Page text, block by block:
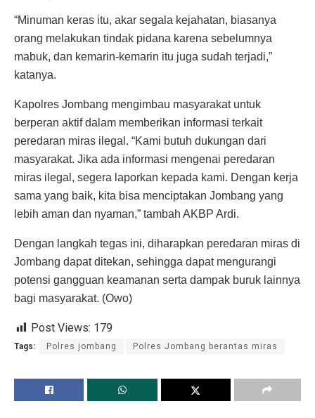
“Minuman keras itu, akar segala kejahatan, biasanya
orang melakukan tindak pidana karena sebelumnya
mabuk, dan kemarin-kemarin itu juga sudah terjadi,”
katanya.
Kapolres Jombang mengimbau masyarakat untuk
berperan aktif dalam memberikan informasi terkait
peredaran miras ilegal. “Kami butuh dukungan dari
masyarakat. Jika ada informasi mengenai peredaran
miras ilegal, segera laporkan kepada kami. Dengan kerja
sama yang baik, kita bisa menciptakan Jombang yang
lebih aman dan nyaman,” tambah AKBP Ardi.
Dengan langkah tegas ini, diharapkan peredaran miras di
Jombang dapat ditekan, sehingga dapat mengurangi
potensi gangguan keamanan serta dampak buruk lainnya
bagi masyarakat. (Owo)
Post Views: 179
Tags: Polres jombang Polres Jombang berantas miras